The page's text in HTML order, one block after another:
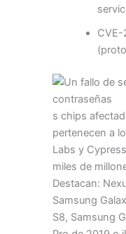
s chips
pertenecen a
Labs y
miles de
Destacan:
Samsung
S8, Samsung